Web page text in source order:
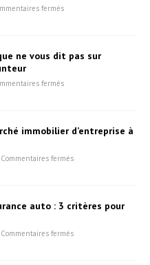
fermés
ne vous dit pas sur
fermés
immobilier d’entreprise à
Commentaires fermés
auto : 3 critères pour
Commentaires fermés